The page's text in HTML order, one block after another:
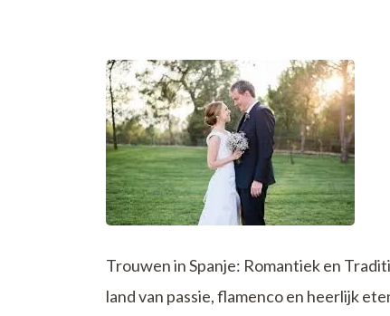
Trouwen in Spanje: Romantiek en
land van passie, flamenco en heerlijk